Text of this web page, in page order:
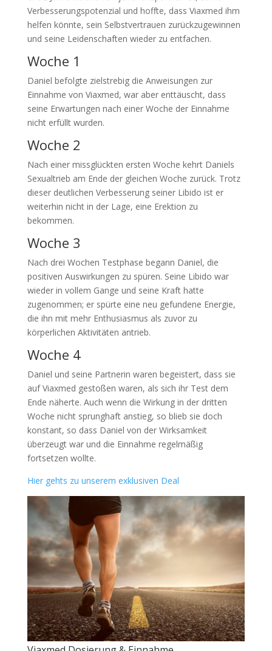
Verbesserungspotenzial und hoffte, dass Viaxmed ihm
helfen könnte, sein Selbstvertrauen zurückzugewinnen
und seine Leidenschaften wieder zu entfachen.
Woche 1
Daniel befolgte zielstrebig die Anweisungen zur
Einnahme von Viaxmed, war aber enttäuscht, dass
seine Erwartungen nach einer Woche der Einnahme
nicht erfüllt wurden.
Woche 2
Nach einer missglückten ersten Woche kehrt Daniels
Sexualtrieb am Ende der gleichen Woche zurück. Trotz
dieser deutlichen Verbesserung seiner Libido ist er
weiterhin nicht in der Lage, eine Erektion zu
bekommen.
Woche 3
Nach drei Wochen Testphase begann Daniel, die
positiven Auswirkungen zu spüren. Seine Libido war
wieder in vollem Gange und seine Kraft hatte
zugenommen; er spürte eine neu gefundene Energie,
die ihn mit mehr Enthusiasmus als zuvor zu
körperlichen Aktivitäten antrieb.
Woche 4
Daniel und seine Partnerin waren begeistert, dass sie
auf Viaxmed gestoßen waren, als sich ihr Test dem
Ende näherte. Auch wenn die Wirkung in der dritten
Woche nicht sprunghaft anstieg, so blieb sie doch
konstant, so dass Daniel von der Wirksamkeit
überzeugt war und die Einnahme regelmäßig
fortsetzen wollte.
Hier gehts zu unserem exklusiven Deal